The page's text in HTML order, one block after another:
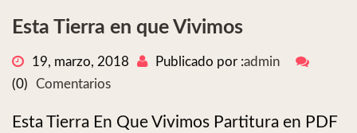
Esta Tierra en que Vivimos
19, marzo, 2018 Publicado por :admin
(0)
Comentarios
Esta Tierra En Que Vivimos Partitura en PDF